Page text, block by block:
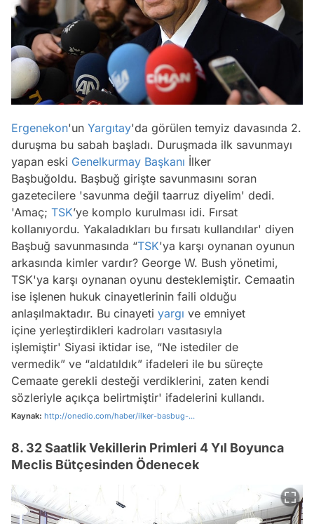
Ergenekon'un Yargıtay'da görülen temyiz davasında 2.
duruşma bu sabah başladı. Duruşmada ilk savunmayı
yapan eski Genelkurmay Başkanı İlker
Başbuğoldu. Başbuğ girişte savunmasını soran
gazetecilere 'savunma değil taarruz diyelim' dedi.
'Amaç; TSK’ye komplo kurulması idi. Fırsat
kollanıyordu. Yakaladıkları bu fırsatı kullandılar' diyen
Başbuğ savunmasında “TSK'ya karşı oynanan oyunun
arkasında kimler vardır? George W. Bush yönetimi,
TSK'ya karşı oynanan oyunu desteklemiştir. Cemaatin
ise işlenen hukuk cinayetlerinin faili olduğu
anlaşılmaktadır. Bu cinayeti yargı ve emniyet
içine yerleştirdikleri kadroları vasıtasıyla
işlemiştir' Siyasi iktidar ise, “Ne istediler de
vermedik” ve “aldatıldık” ifadeleri ile bu süreçte
Cemaate gerekli desteği verdiklerini, zaten kendi
sözleriyle açıkça belirtmiştir' ifadelerini kullandı.
Kaynak: http://onedio.com/haber/ilker-basbug-...
8. 32 Saatlik Vekillerin Primleri 4 Yıl Boyunca
Meclis Bütçesinden Ödenecek